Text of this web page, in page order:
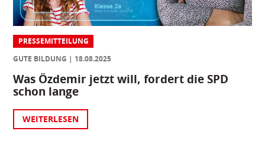
PRESSEMITTEILUNG
GUTE BILDUNG
18.08.2025
Was Özdemir jetzt will, fordert die SPD
schon lange
WEITERLESEN